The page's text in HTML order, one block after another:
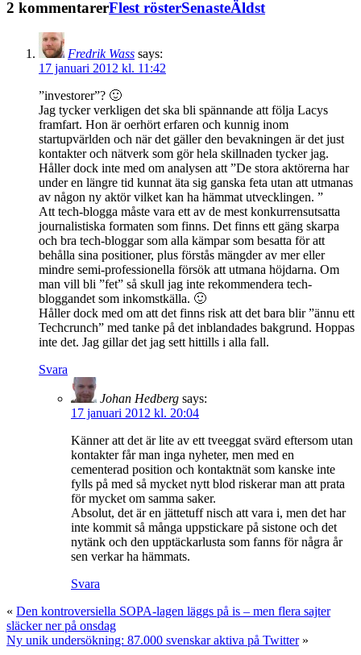
2 kommentarerFlest rösterSenasteÄldst
Fredrik Wass says:
17 januari 2012 kl. 11:42
”investorer”? 🙂
Jag tycker verkligen det ska bli spännande att följa Lacys
framfart. Hon är oerhört erfaren och kunnig inom
startupvärlden och när det gäller den bevakningen är det just
kontakter och nätverk som gör hela skillnaden tycker jag.
Håller dock inte med om analysen att ”De stora aktörerna har
under en längre tid kunnat äta sig ganska feta utan att utmanas
av någon ny aktör vilket kan ha hämmat utvecklingen. ”
Att tech-blogga måste vara ett av de mest konkurrensutsatta
journalistiska formaten som finns. Det finns ett gäng skarpa
och bra tech-bloggar som alla kämpar som besatta för att
behålla sina positioner, plus förstås mängder av mer eller
mindre semi-professionella försök att utmana höjdarna. Om
man vill bli ”fet” så skull jag inte rekommendera tech-
bloggandet som inkomstkälla. 🙂
Håller dock med om att det finns risk att det bara blir ”ännu ett
Techcrunch” med tanke på det inblandades bakgrund. Hoppas
inte det. Jag gillar det jag sett hittills i alla fall.
Svara
Johan Hedberg says:
17 januari 2012 kl. 20:04
Känner att det är lite av ett tveeggat svärd eftersom utan
kontakter får man inga nyheter, men med en
cementerad position och kontaktnät som kanske inte
fylls på med så mycket nytt blod riskerar man att prata
för mycket om samma saker.
Absolut, det är en jättetuff nisch att vara i, men det har
inte kommit så många uppstickare på sistone och det
nytänk och den upptäckarlusta som fanns för några år
sen verkar ha hämmats.
Svara
« Den kontroversiella SOPA-lagen läggs på is – men flera sajter
släcker ner på onsdag
Ny unik undersökning: 87.000 svenskar aktiva på Twitter»